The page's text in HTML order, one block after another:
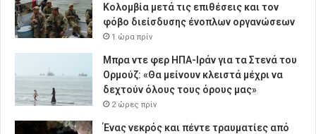
Κολομβία μετά τις επιθέσεις και τον
φόβο διείσδυσης ένοπλων οργανώσεων
1 ώρα πρίν
Μπρα ντε φερ ΗΠΑ-Ιράν για τα Στενά του
Ορμούζ: «Θα μείνουν κλειστά μέχρι να
δεχτούν όλους τους όρους μας»
2 ώρες πρίν
Ένας νεκρός και πέντε τραυματίες από